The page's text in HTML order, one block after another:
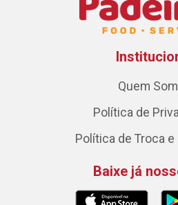
Quem
Política de
Política de Troca
Baixe já